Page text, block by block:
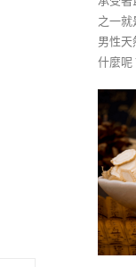
之一
男性
什麼呢